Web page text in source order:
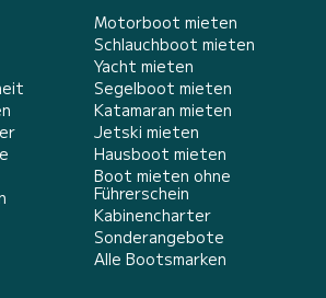
Motorboot mieten
Schlauchboot mieten
Yacht mieten
Segelboot mieten
Katamaran mieten
Jetski mieten
Hausboot mieten
Boot mieten ohne
Führerschein
Kabinencharter
Sonderangebote
Alle Bootsmarken